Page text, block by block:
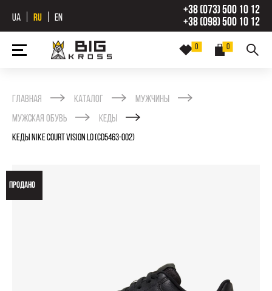
UA RU EN
+38 (073) 500 10 12
+38 (098) 500 10 12
0
0
Главная Каталог
Мужчины
Мужская обувь
Кеды
КЕДЫ NIKE COURT VISION LO (CD5463-002)
ПРОДАНО